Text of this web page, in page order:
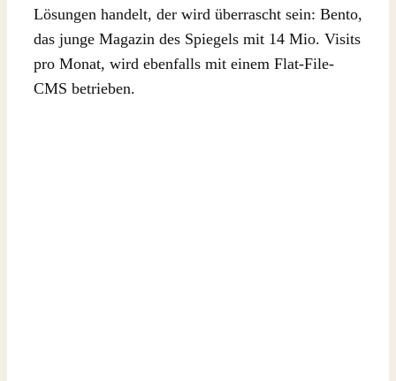
Lösungen handelt, der wird überrascht sein: Bento,
das junge Magazin des Spiegels mit 14 Mio. Visits
pro Monat, wird ebenfalls mit einem Flat-File-
CMS betrieben.